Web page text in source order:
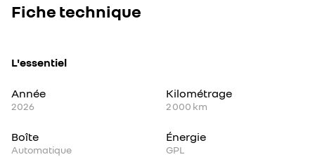
Fiche technique
L'essentiel
Année
2026
Kilométrage
2 000 km
Boîte
Automatique
Énergie
GPL